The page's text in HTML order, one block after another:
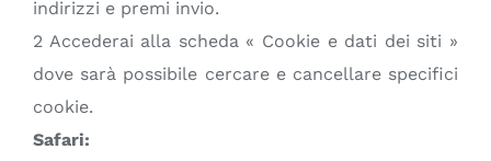
indirizzi e premi invio.
2 Accederai alla scheda « Cookie e dati dei siti »
dove sarà possibile cercare e cancellare specifici
cookie.
Safari: